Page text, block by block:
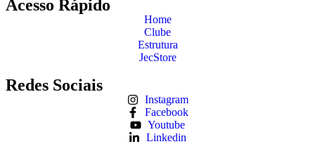
Acesso Rápido
Home
Clube
Estrutura
JecStore
Redes Sociais
Instagram
Facebook
Youtube
Linkedin